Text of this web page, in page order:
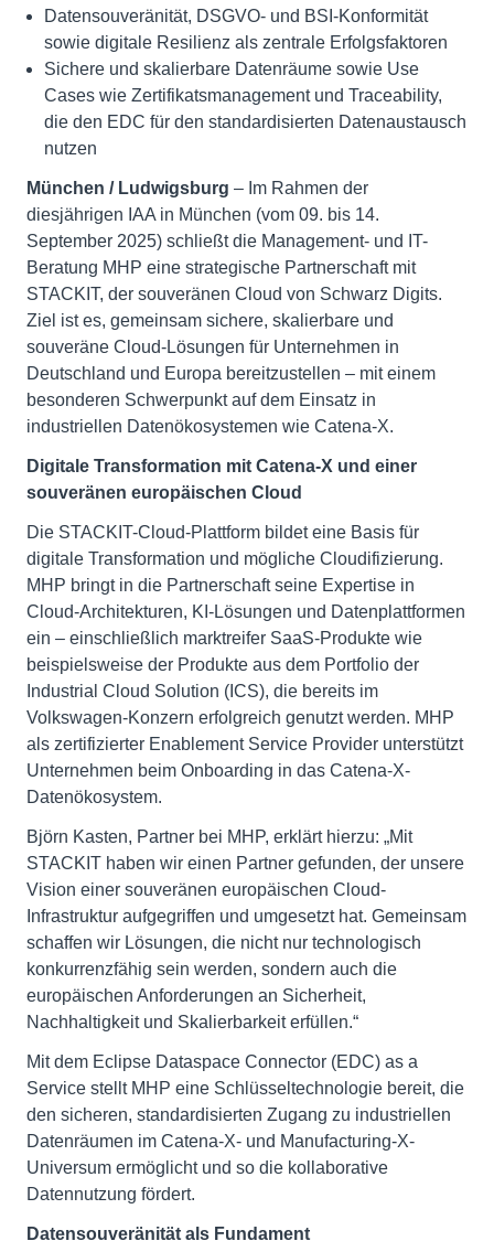
Datensouveränität, DSGVO- und BSI-Konformität
sowie digitale Resilienz als zentrale Erfolgsfaktoren
Sichere und skalierbare Datenräume sowie Use
Cases wie Zertifikatsmanagement und Traceability,
die den EDC für den standardisierten Datenaustausch
nutzen
München / Ludwigsburg – Im Rahmen der
diesjährigen IAA in München (vom 09. bis 14.
September 2025) schließt die Management- und IT-
Beratung MHP eine strategische Partnerschaft mit
STACKIT, der souveränen Cloud von Schwarz Digits.
Ziel ist es, gemeinsam sichere, skalierbare und
souveräne Cloud-Lösungen für Unternehmen in
Deutschland und Europa bereitzustellen – mit einem
besonderen Schwerpunkt auf dem Einsatz in
industriellen Datenökosystemen wie Catena-X.
Digitale Transformation mit Catena-X und einer
souveränen europäischen Cloud
Die STACKIT-Cloud-Plattform bildet eine Basis für
digitale Transformation und mögliche Cloudifizierung.
MHP bringt in die Partnerschaft seine Expertise in
Cloud-Architekturen, KI-Lösungen und Datenplattformen
ein – einschließlich marktreifer SaaS-Produkte wie
beispielsweise der Produkte aus dem Portfolio der
Industrial Cloud Solution (ICS), die bereits im
Volkswagen-Konzern erfolgreich genutzt werden. MHP
als zertifizierter Enablement Service Provider unterstützt
Unternehmen beim Onboarding in das Catena-X-
Datenökosystem.
Björn Kasten, Partner bei MHP, erklärt hierzu: „Mit
STACKIT haben wir einen Partner gefunden, der unsere
Vision einer souveränen europäischen Cloud-
Infrastruktur aufgegriffen und umgesetzt hat. Gemeinsam
schaffen wir Lösungen, die nicht nur technologisch
konkurrenzfähig sein werden, sondern auch die
europäischen Anforderungen an Sicherheit,
Nachhaltigkeit und Skalierbarkeit erfüllen.“
Mit dem Eclipse Dataspace Connector (EDC) as a
Service stellt MHP eine Schlüsseltechnologie bereit, die
den sicheren, standardisierten Zugang zu industriellen
Datenräumen im Catena-X- und Manufacturing-X-
Universum ermöglicht und so die kollaborative
Datennutzung fördert.
Datensouveränität als Fundament